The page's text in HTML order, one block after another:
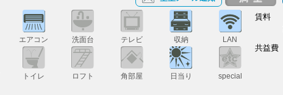
エアコン 洗面台 テレビ 収納 LAN
トイレ ロフト 角部屋 日当り special
賃料
共益費